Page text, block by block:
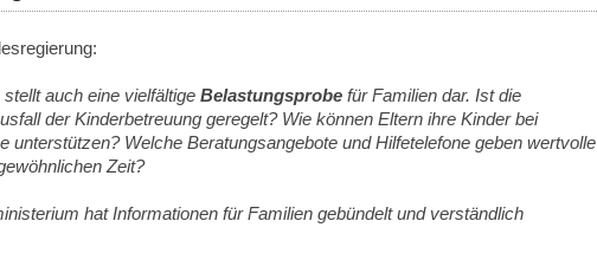
auch eine vielfältige Belastungsprobe für Familien dar. Ist die
der Kinderbetreuung geregelt? Wie können Eltern ihre Kinder bei
unterstützen? Welche Beratungsangebote und Hilfetelefone geben wertvolle
Zeit?
hat Informationen für Familien gebündelt und verständlich